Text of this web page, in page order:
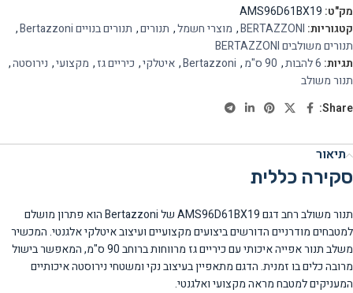
מק"ט: AMS96D61BX19
קטגוריות: BERTAZZONI
, מוצרי חשמל, תנורים, תנורים בנויים Bertazzoni
,
תנורים משולבים BERTAZZONI
תגיות: 6 להבות , 90 ס"מ ,
Bertazzoni
, איטלקי, כיריים גז, מקצועי, נירוסטה,
תנור משולב
Share:
תיאור
סקירה כללית
תנור משולב רחב דגם AMS96D61BX19 של Bertazzoni הוא פתרון מושלם
למטבחים מודרניים הדורשים ביצועים מקצועיים ועיצוב איטלקי אלגנטי. המכשיר
משלב תנור אפייה איכותי עם כיריים גז מרווחות ברוחב 90 ס"מ, המאפשר בישול
מרובה כלים בו זמנית. הדגם מתאפיין בעיצוב נקי ומשטחי נירוסטה איכותיים
המעניקים למטבח מראה מקצועי ואלגנטי.